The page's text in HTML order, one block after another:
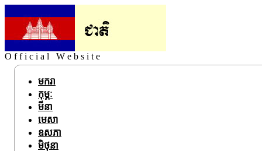
O f f i c i a l W e b s i t e
មករា
កុម្ភៈ
មីនា
មេសា
ឧសភា
មិថុនា